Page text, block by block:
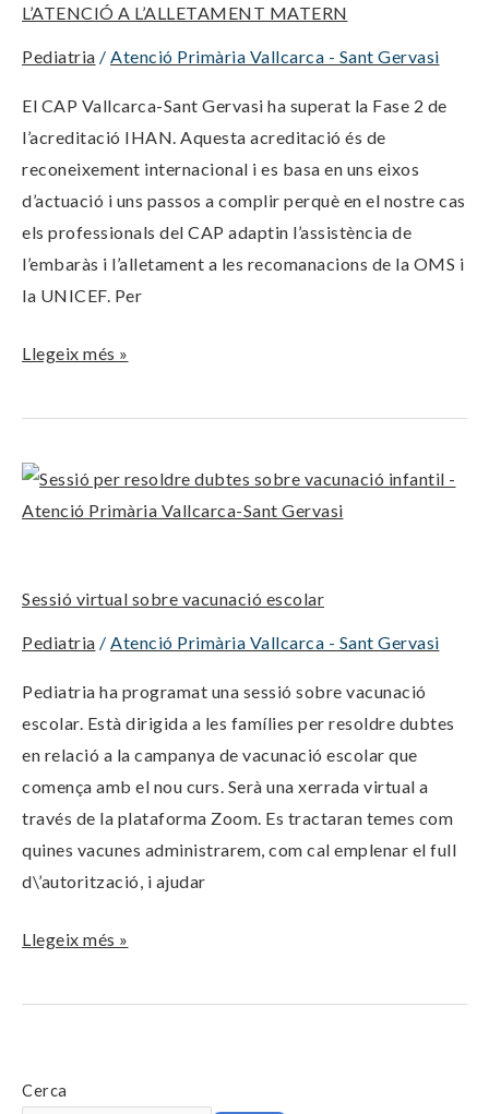
L’ATENCIÓ A L’ALLETAMENT MATERN
Pediatria / Atenció Primària Vallcarca - Sant Gervasi
El CAP Vallcarca-Sant Gervasi ha superat la Fase 2 de
l’acreditació IHAN. Aquesta acreditació és de
reconeixement internacional i es basa en uns eixos
d’actuació i uns passos a complir perquè en el nostre cas
els professionals del CAP adaptin l’assistència de
l’embaràs i l’alletament a les recomanacions de la OMS i
la UNICEF. Per
MILLORAR
L’ATENCIÓ
L’ALLETAMENT
MATERN
Llegeix més »
Sessió virtual sobre vacunació escolar
Pediatria / Atenció Primària Vallcarca - Sant Gervasi
Pediatria ha programat una sessió sobre vacunació
escolar. Està dirigida a les famílies per resoldre dubtes
en relació a la campanya de vacunació escolar que
comença amb el nou curs. Serà una xerrada virtual a
través de la plataforma Zoom. Es tractaran temes com
quines vacunes administrarem, com cal emplenar el full
d\’autorització, i ajudar
Sessió
virtual
escolar
Llegeix més »
Cerca